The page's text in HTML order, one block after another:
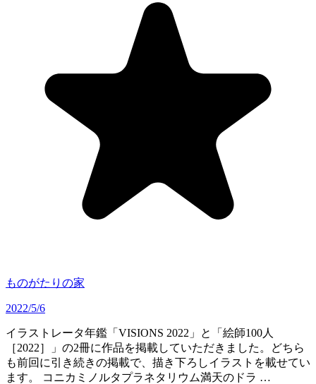
ものがたりの家
2022/5/6
イラストレータ年鑑「VISIONS 2022」と「絵師100人
［2022］」の2冊に作品を掲載していただきました。どちら
も前回に引き続きの掲載で、描き下ろしイラストを載せてい
ます。 コニカミノルタプラネタリウム満天のドラ …